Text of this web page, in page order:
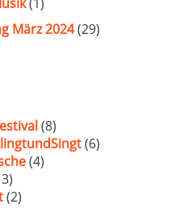
März 2024(29)
(8)
(6)
(4)
(2)